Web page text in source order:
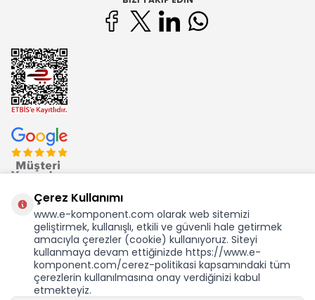
KDV Dahil Birim Fiyat
280,19TL
Ekom Elk. Elektronik San. ve Tic. A.Ş.'nin Tescilli Bir Markasıdır
Çerez Kullanımı
www.e-komponent.com olarak web sitemizi
geliştirmek, kullanışlı, etkili ve güvenli hale getirmek
amacıyla çerezler (cookie) kullanıyoruz. Siteyi
kullanmaya devam ettiğinizde https://www.e-
komponent.com/cerez-politikasi kapsamındaki tüm
çerezlerin kullanılmasına onay verdiğinizi kabul
etmekteyiz.